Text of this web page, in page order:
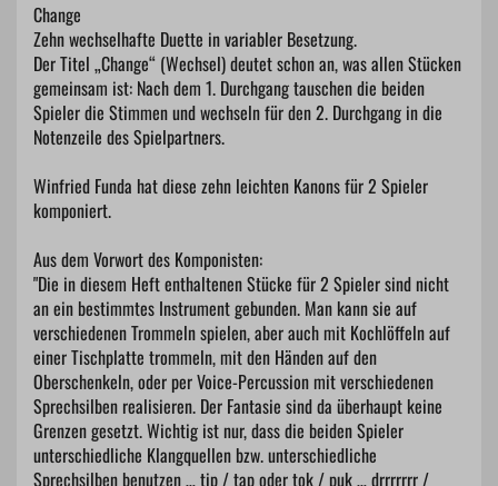
Change
Zehn wechselhafte Duette in variabler Besetzung.
Der Titel „Change“ (Wechsel) deutet schon an, was allen Stücken
gemeinsam ist: Nach dem 1. Durchgang tauschen die beiden
Spieler die Stimmen und wechseln für den 2. Durchgang in die
Notenzeile des Spielpartners.
Winfried Funda hat diese zehn leichten Kanons für 2 Spieler
komponiert.
Aus dem Vorwort des Komponisten:
"Die in diesem Heft enthaltenen Stücke für 2 Spieler sind nicht
an ein bestimmtes Instrument gebunden. Man kann sie auf
verschiedenen Trommeln spielen, aber auch mit Kochlöffeln auf
einer Tischplatte trommeln, mit den Händen auf den
Oberschenkeln, oder per Voice-Percussion mit verschiedenen
Sprechsilben realisieren. Der Fantasie sind da überhaupt keine
Grenzen gesetzt. Wichtig ist nur, dass die beiden Spieler
unterschiedliche Klangquellen bzw. unterschiedliche
Sprechsilben benutzen … tip / tap oder tok / puk … drrrrrrr /